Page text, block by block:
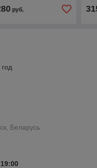
руб.
Беларусь